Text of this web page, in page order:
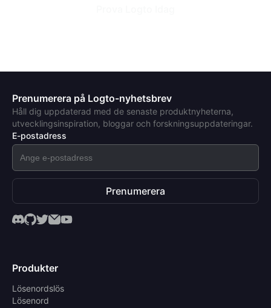
Prenumerera på Logto-nyhetsbrev
Håll dig uppdaterad med de senaste produktnyheterna,
utvecklingsinspiration, bloggar och forskningsuppdateringar.
E-postadress
Prenumerera
Produkter
Lösenordslös
Lösenord